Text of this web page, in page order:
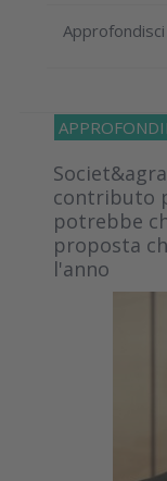
Approfondisci
contributo
potrebbe
proposta
l'anno